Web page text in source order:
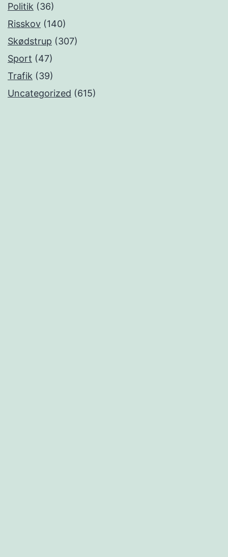
Politik (36)
Risskov (140)
Skødstrup (307)
Sport (47)
Trafik (39)
Uncategorized (615)